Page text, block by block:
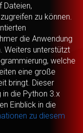
Dateien,
zu können.
die Anwendung
Weiters unterstützt
welche
eine große
bringt. Dieser
in die Python 3.x
Einblick in die
zu diesem